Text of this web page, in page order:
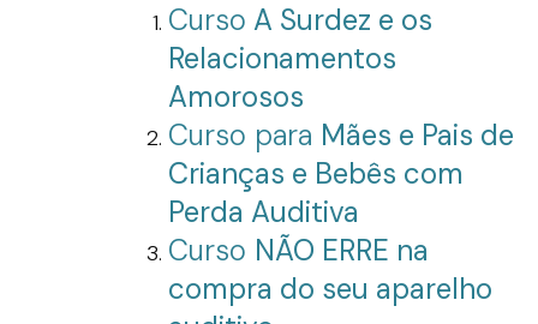
Curso A Surdez e os
Relacionamentos
Amorosos
Curso para Mães e Pais de
Crianças e Bebês com
Perda Auditiva
Curso NÃO ERRE na
compra do seu aparelho